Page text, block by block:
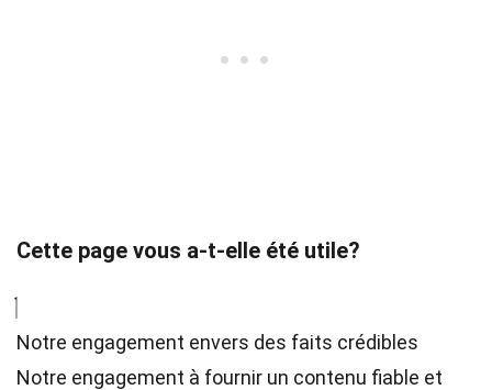
Cette page vous a-t-elle été utile?
Notre engagement envers des faits crédibles
Notre engagement à fournir un contenu fiable et